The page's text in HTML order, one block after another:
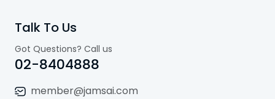
Talk To Us
Got Questions? Call us
02-8404888
member@jamsai.com